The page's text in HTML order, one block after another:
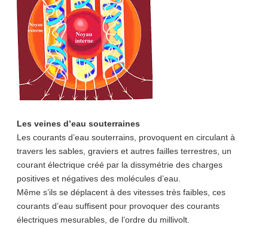
Les veines d’eau souterraines
Les courants d’eau souterrains, provoquent en circulant à
travers les sables, graviers et autres failles terrestres, un
courant électrique créé par la dissymétrie des charges
positives et négatives des molécules d’eau.
Même s’ils se déplacent à des vitesses très faibles, ces
courants d’eau suffisent pour provoquer des courants
électriques mesurables, de l’ordre du millivolt.